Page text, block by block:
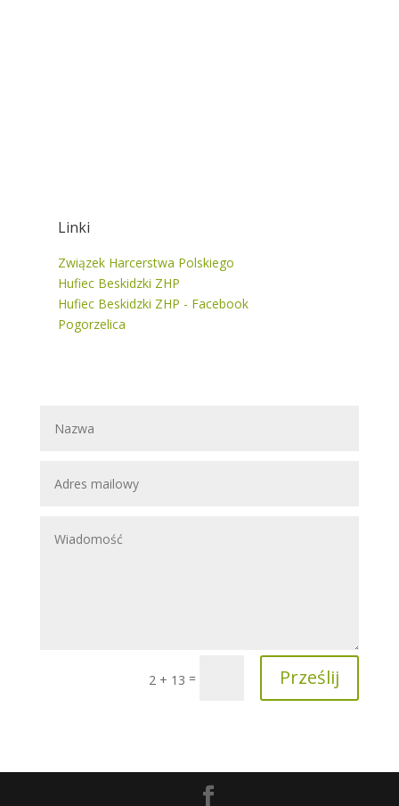
Linki
Związek Harcerstwa Polskiego
Hufiec Beskidzki ZHP
Hufiec Beskidzki ZHP - Facebook
Pogorzelica
2 + 13 = Prześlij